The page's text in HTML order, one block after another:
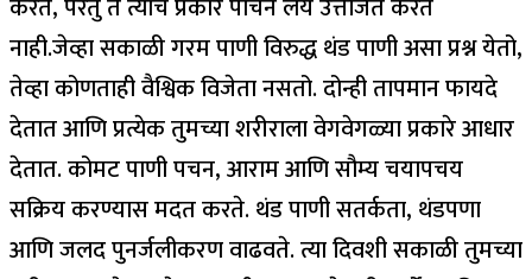
नाही.जेव्हा सकाळी गरम पाणी विरुद्ध थंड पाणी असा प्रश्न येतो,
तेव्हा कोणताही वैश्विक विजेता नसतो. दोन्ही तापमान फायदे
देतात आणि प्रत्येक तुमच्या शरीराला वेगवेगळ्या प्रकारे आधार
देतात. कोमट पाणी पचन, आराम आणि सौम्य चयापचय
सक्रिय करण्यास मदत करते. थंड पाणी सतर्कता, थंडपणा
आणि जलद पुनर्जलीकरण वाढवते. त्या दिवशी सकाळी तुमच्या